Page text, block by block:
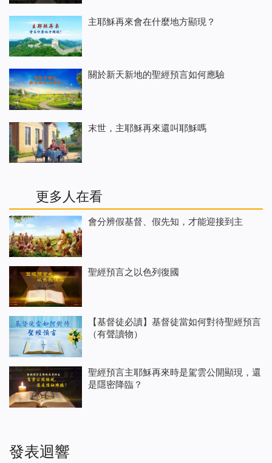
主耶穌再來會在什麼地方顯現？
關於新天新地的聖經預言如何應驗
末世，主耶穌再來還叫耶穌嗎
更多人在看
會分辨假基督、假先知，才能迎接到主
聖經預言之以色列復國
【基督徒必讀】基督徒當如何對待聖經預言
（有聲讀物）
聖經預言主耶穌再來時是駕雲公開顯現，還
是隱密降臨？
發表迴響